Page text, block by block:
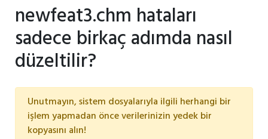
newfeat3.chm hataları
sadece birkaç adımda nasıl
düzeltilir?
Unutmayın, sistem dosyalarıyla ilgili herhangi bir
işlem yapmadan önce verilerinizin yedek bir
kopyasını alın!